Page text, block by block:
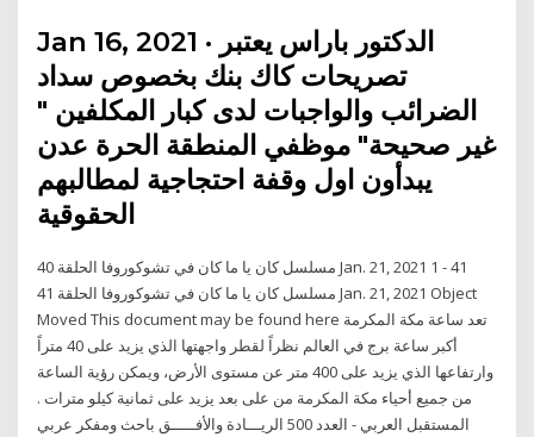
Jan 16, 2021 · الدكتور باراس يعتبر
تصريحات كاك بنك بخصوص سداد
الضرائب والواجبات لدى كبار المكلفين "
غير صحيحة" موظفي المنطقة الحرة عدن
يبدأون اول وقفة احتجاجية لمطالبهم
الحقوقية
مسلسل كان يا ما كان في تشوكوروفا الحلقة 40 Jan. 21, 2021 1 - 41
مسلسل كان يا ما كان في تشوكوروفا الحلقة 41 Jan. 21, 2021 Object
Moved This document may be found here تعد ساعة مكة المكرمة
أكبر ساعة برج في العالم نظراً لقطر واجهتها الذي يزيد على 40 متراً
وارتفاعها الذي يزيد على 400 متر عن مستوى الأرض، ويمكن رؤية الساعة
من جميع أحياء مكة المكرمة من على بعد يزيد على ثمانية كيلو مترات .
المستقبل العربي - العدد 500 الريـــادة والأفـــــق باحث ومفكر عربي